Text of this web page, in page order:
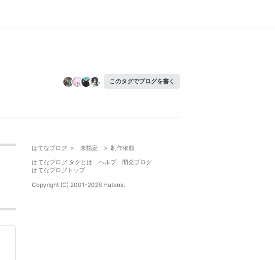
このタグでブログを書く
はてなブログ > 未指定 > 制作依頼
はてなブログ タグとは
ヘルプ
開発ブログ
はてなブログトップ
Copyright (C) 2001-2026 Hatena.